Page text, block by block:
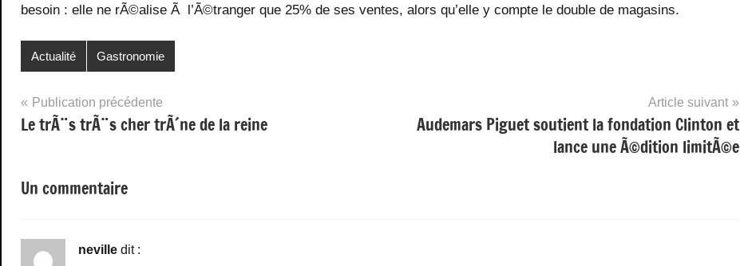
besoin : elle ne rÃ©alise Ã l’Ã©tranger que 25% de ses ventes, alors qu’elle y compte le double de magasins.
Actualité Gastronomie
Navigation
de
Publication précédente
Le trÃ¨s trÃ¨s cher trÃ´ne de la reine
Article suivant
Audemars Piguet soutient la fondation Clinton et
lance une Ã©dition limitÃ©e
Un commentaire
neville dit :